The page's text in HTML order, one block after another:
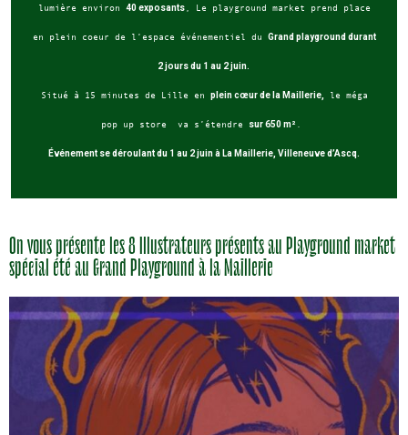
lumière environ 40 exposants, Le playground market prend place
en plein coeur de l’espace événementiel du Grand playground durant
2 jours du 1 au 2 juin.
Situé à 15 minutes de Lille en plein cœur de la Maillerie, le méga
pop up store va s’étendre sur 650 m²
Événement se déroulant du 1 au 2 juin à La Maillerie, Villeneuve d’Ascq.
On vous présente les 8 Illustrateurs présents au Playground market
spécial été au Grand Playground à la Maillerie